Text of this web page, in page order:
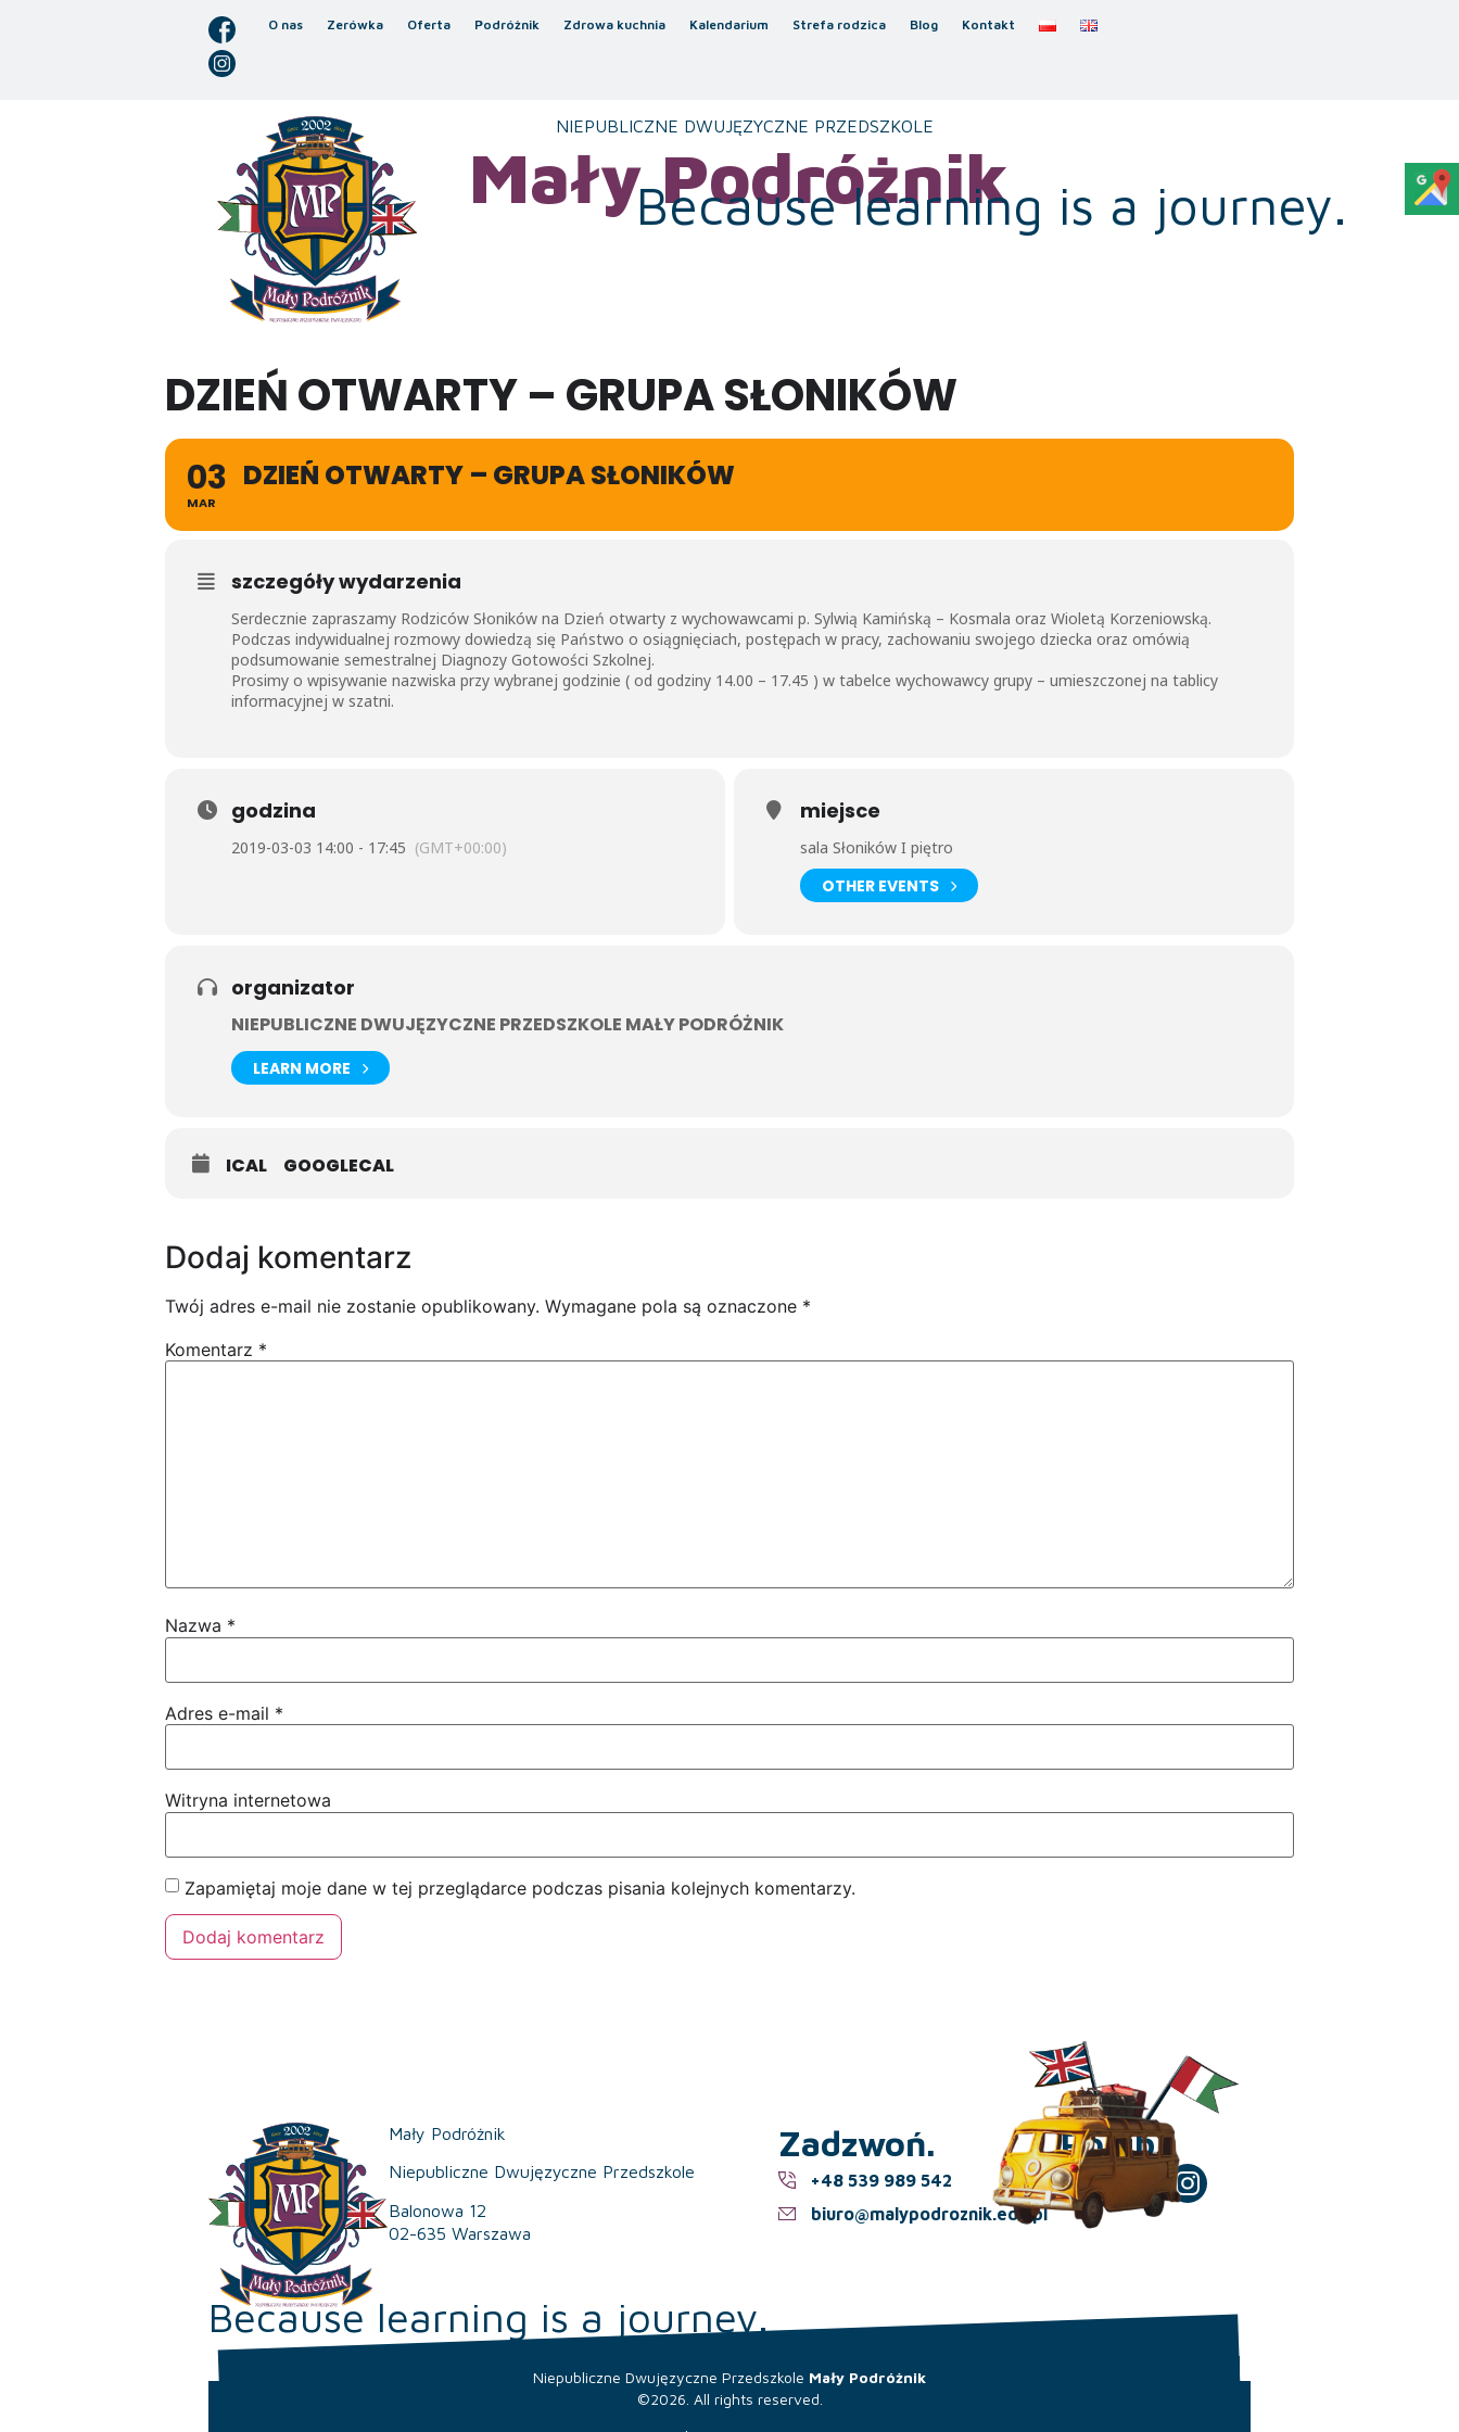
O nas Zerówka Oferta Podróżnik Zdrowa kuchnia Kalendarium Strefa rodzica Blog Kontakt
NIEPUBLICZNE DWUJĘZYCZNE PRZEDSZKOLE
Mały Podróżnik
Because learning is a journey.
DZIEŃ OTWARTY – GRUPA SŁONIKÓW
03
MAR
DZIEŃ OTWARTY – GRUPA SŁONIKÓW
szczegóły wydarzenia
Serdecznie zapraszamy Rodziców Słoników na Dzień otwarty z wychowawcami p. Sylwią Kamińską – Kosmala oraz Wioletą Korzeniowską.
Podczas indywidualnej rozmowy dowiedzą się Państwo o osiągnięciach, postępach w pracy, zachowaniu swojego dziecka oraz omówią
podsumowanie semestralnej Diagnozy Gotowości Szkolnej.
Prosimy o wpisywanie nazwiska przy wybranej godzinie ( od godziny 14.00 – 17.45 ) w tabelce wychowawcy grupy – umieszczonej na tablicy
informacyjnej w szatni.
godzina
2019-03-03 14:00 - 17:45 (GMT+00:00)
miejsce
sala Słoników I piętro
OTHER EVENTS
organizator
NIEPUBLICZNE DWUJĘZYCZNE PRZEDSZKOLE MAŁY PODRÓŻNIK
LEARN MORE
ICAL GOOGLECAL
Dodaj komentarz
Twój adres e-mail nie zostanie opublikowany. Wymagane pola są oznaczone *
Komentarz *
Nazwa *
Adres e-mail *
Witryna internetowa
Zapamiętaj moje dane w tej przeglądarce podczas pisania kolejnych komentarzy.
Mały Podróżnik
Niepubliczne Dwujęzyczne Przedszkole
Balonowa 12
02-635 Warszawa
Zadzwoń.
+48 539 989 542
biuro@malypodroznik.edu.pl
Polub!
Because learning is a journey.
Niepubliczne Dwujęzyczne Przedszkole Mały Podróżnik
©2026. All rights reserved.